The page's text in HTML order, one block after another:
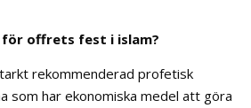
för offrets fest i islam?
rekommenderad profetisk
som har ekonomiska medel att göra